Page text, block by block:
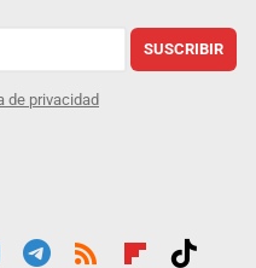
SUSCRIBIR
de privacidad